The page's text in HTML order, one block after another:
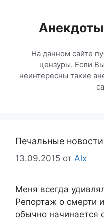
содержимому
На данном сайте
цензуры. Если
неинтересны такие
Печальные новости
13.09.2015 от Alx
Меня всегда
Репортаж о смерти
обычно начинается